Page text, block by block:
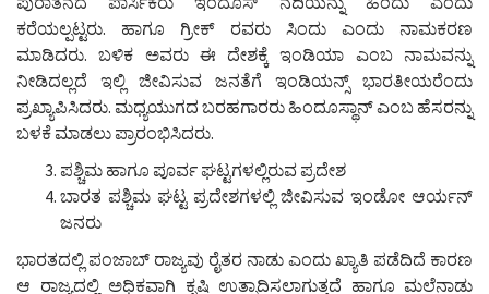
ಕರೆಯಲ್ಪಟ್ಟರು. ಹಾಗೂ ಗ್ರೀಕ್ ರವರು ಸಿಂದು ಎಂದು ನಾಮಕರಣ
ಮಾಡಿದರು. ಬಳಿಕ ಅವರು ಈ ದೇಶಕ್ಕೆ ಇಂಡಿಯಾ ಎಂಬ ನಾಮವನ್ನು
ನೀಡಿದಲ್ಲದೆ ಇಲ್ಲಿ ಜೀವಿಸುವ ಜನತೆಗೆ ಇಂಡಿಯನ್ಸ್ ಭಾರತೀಯರೆಂದು
ಪ್ರಖ್ಯಾಪಿಸಿದರು. ಮಧ್ಯಯುಗದ ಬರಹಗಾರರು ಹಿಂದೂಸ್ಥಾನ್ ಎಂಬ ಹೆಸರನ್ನು
ಬಳಕೆ ಮಾಡಲು ಪ್ರಾರಂಭಿಸಿದರು.
ಪಶ್ಚಿಮ ಹಾಗೂ ಪೂರ್ವ ಘಟ್ಟಗಳಲ್ಲಿರುವ ಪ್ರದೇಶ
ಬಾರತ ಪಶ್ಚಿಮ ಘಟ್ಟ ಪ್ರದೇಶಗಳಲ್ಲಿ ಜೀವಿಸುವ ಇಂಡೋ ಆರ್ಯನ್
ಜನರು
ಭಾರತದಲ್ಲಿ ಪಂಜಾಬ್ ರಾಜ್ಯವು ರೈತರ ನಾಡು ಎಂದು ಖ್ಯಾತಿ ಪಡೆದಿದೆ ಕಾರಣ
ಆ ರಾಜ್ಯದಲ್ಲಿ ಅಧಿಕವಾಗಿ ಕೃಷಿ ಉತ್ಪಾದಿಸಲಾಗುತ್ತದೆ ಹಾಗೂ ಮಲೆನಾಡು